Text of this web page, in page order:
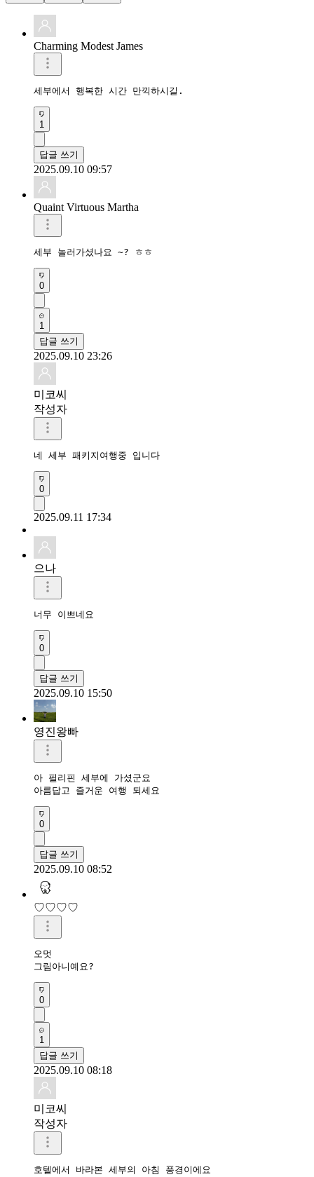
Charming Modest James
세부에서 행복한 시간 만끽하시길.
1
답글 쓰기
2025.09.10 09:57
Quaint Virtuous Martha
세부 놀러가셨나요 ~? ㅎㅎ
0
1
답글 쓰기
2025.09.10 23:26
미코씨
작성자
네 세부 패키지여행중 입니다
0
2025.09.11 17:34
으나
너무 이쁘네요
0
답글 쓰기
2025.09.10 15:50
영진왕빠
아 필리핀 세부에 가셨군요
아름답고 즐거운 여행 되세요
0
답글 쓰기
2025.09.10 08:52
♡♡♡♡
오멋
그림아니예요?
0
1
답글 쓰기
2025.09.10 08:18
미코씨
작성자
호텔에서 바라본 세부의 아침 풍경이에요